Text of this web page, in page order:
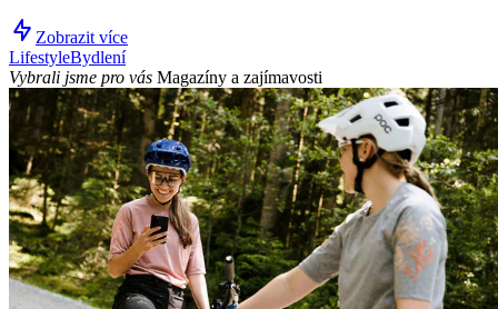
Zobrazit více
LifestyleBydlení
Vybrali jsme pro vás Magazíny a zajímavosti